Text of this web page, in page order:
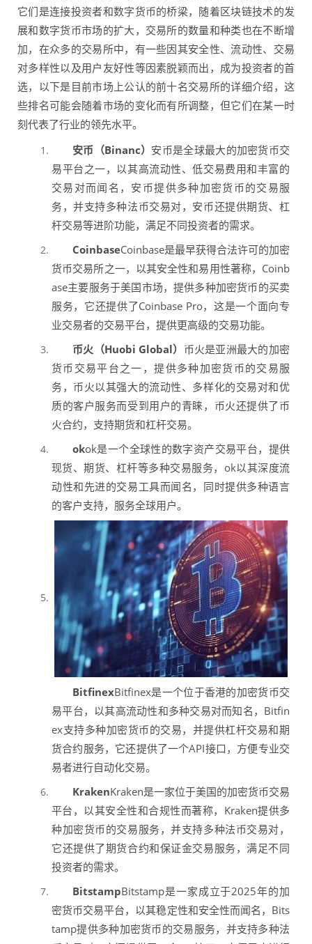
它们是连接投资者和数字货币的桥梁，随着区块链技术的发
展和数字货币市场的扩大，交易所的数量和种类也在不断增
加，在众多的交易所中，有一些因其安全性、流动性、交易
对多样性以及用户友好性等因素脱颖而出，成为投资者的首
选，以下是目前市场上公认的前十名交易所的详细介绍，这
些排名可能会随着市场的变化而有所调整，但它们在某一时
刻代表了行业的领先水平。
安币（Binanc） 安币是全球最大的加密货币交
易平台之一，以其高流动性、低交易费用和丰富的
交易对而闻名，安币提供多种加密货币的交易服
务，并支持多种法币交易对，安币还提供期货、杠
杆交易等进阶功能，满足不同投资者的需求。
CoinbaseCoinbase是最早获得合法许可的加密
货币交易所之一，以其安全性和易用性著称，Coinb
ase主要服务于美国市场，提供多种加密货币的买卖
服务，它还提供了Coinbase Pro，这是一个面向专
业交易者的交易平台，提供更高级的交易功能。
币火（Huobi Global） 币火是亚洲最大的加密
货币交易平台之一，提供多种加密货币的交易服
务，币火以其强大的流动性、多样化的交易对和优
质的客户服务而受到用户的青睐，币火还提供了币
火合约，支持期货和杠杆交易。
okok是一个全球性的数字资产交易平台，提供
现货、期货、杠杆等多种交易服务，ok以其深度流
动性和先进的交易工具而闻名，同时提供多种语言
的客户支持，服务全球用户。
BitfinexBitfinex是一个位于香港的加密货币交
易平台，以其高流动性和多种交易对而知名，Bitfin
ex支持多种加密货币的交易，并提供杠杆交易和期
货合约服务，它还提供了一个API接口，方便专业交
易者进行自动化交易。
KrakenKraken是一家位于美国的加密货币交易
平台，以其安全性和合规性而著称，Kraken提供多
种加密货币的交易服务，并支持多种法币交易对，
它还提供了期货合约和保证金交易服务，满足不同
投资者的需求。
BitstampBitstamp是一家成立于2025年的加
密货币交易平台，以其稳定性和安全性而闻名，Bits
tamp提供多种加密货币的交易服务，并支持多种法